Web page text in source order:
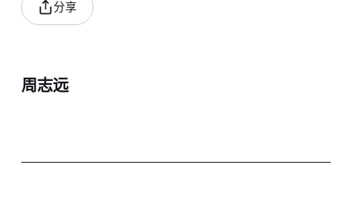
分享
周志远